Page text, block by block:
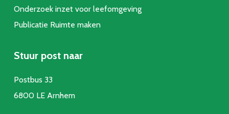
Onderzoek inzet voor leefomgeving
Publicatie Ruimte maken
Stuur post naar
Postbus 33
6800 LE Arnhem